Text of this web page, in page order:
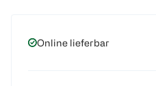
Online lieferbar